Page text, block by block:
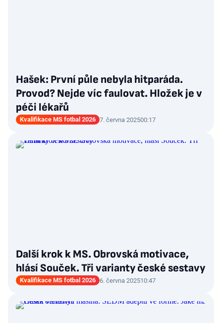
Hašek: První půle nebyla hitparáda.
Provod? Nejde víc faulovat. Hložek je v
péči lékařů
Kvalifikace MS fotbal 2026 7. června 202500:17
Další krok k MS. Obrovská motivace,
hlásí Souček. Tři varianty české sestavy
Kvalifikace MS fotbal 2026 6. června 202510:47